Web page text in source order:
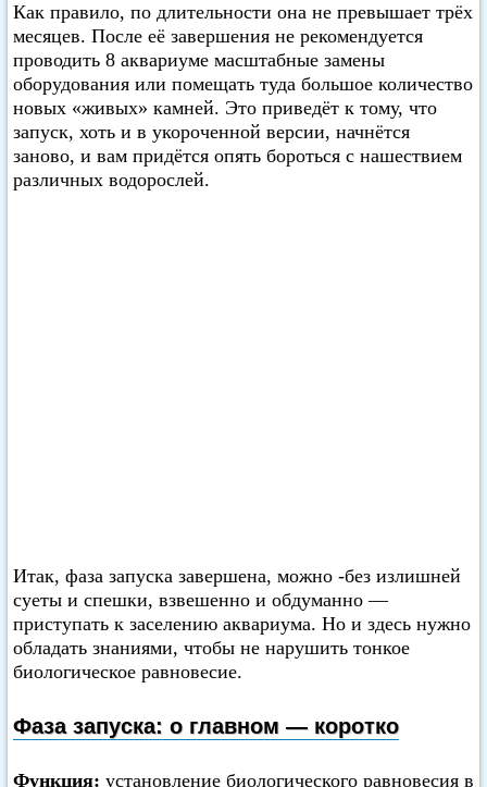
Как правило, по длительности она не превышает трёх
месяцев. После её завершения не рекомендуется
проводить 8 аквариуме масштабные замены
оборудования или помещать туда большое количество
новых «живых» камней. Это приведёт к тому, что
запуск, хоть и в укороченной версии, начнётся
заново, и вам придётся опять бороться с нашествием
различных водорослей.
Итак, фаза запуска завершена, можно -без излишней
суеты и спешки, взвешенно и обдуманно —
приступать к заселению аквариума. Но и здесь нужно
обладать знаниями, чтобы не нарушить тонкое
биологическое равновесие.
Фаза запуска: о главном — коротко
Функция: установление биологического равновесия в